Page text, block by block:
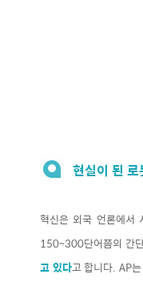
현실이 된
혁신은 외국 언론에서
150~300단어쯤의 간
고 있다고 합니다. AP